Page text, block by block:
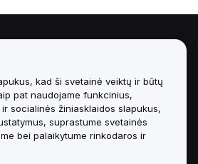
kad ši svetainė veiktų ir būtų
pat naudojame funkcinius,
socialinės žiniasklaidos slapukus,
suprastume svetainės
bei palaikytume rinkodaros ir